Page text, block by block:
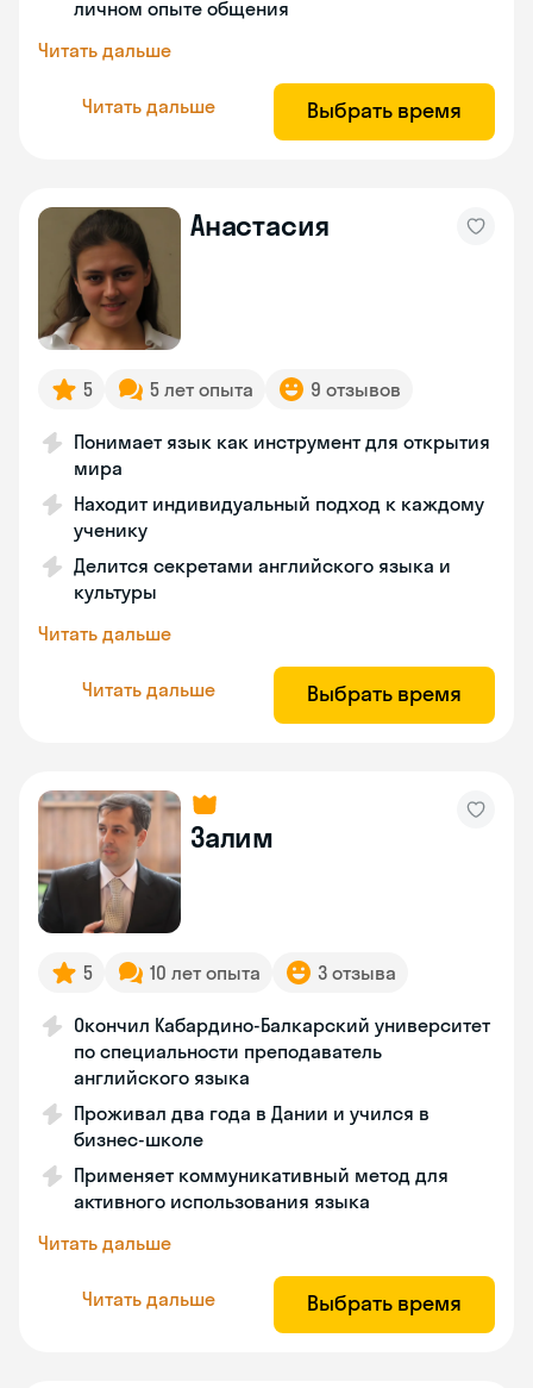
личном опыте общения
Читать дальше
Читать дальше Выбрать время
Анастасия
5 5 лет опыта 9 отзывов
Понимает язык как инструмент для открытия
мира
Находит индивидуальный подход к каждому
ученику
Делится секретами английского языка и
культуры
Читать дальше
Читать дальше Выбрать время
Залим
5 10 лет опыта 3 отзыва
Окончил Кабардино-Балкарский университет
по специальности преподаватель
английского языка
Проживал два года в Дании и учился в
бизнес-школе
Применяет коммуникативный метод для
активного использования языка
Читать дальше
Читать дальше Выбрать время